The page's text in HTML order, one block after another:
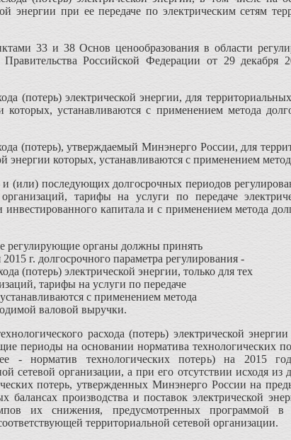
энергии при ее передаче по электрическим сетям
33 и 38 Основ ценообразования в области
Правительства Российской Федерации от 29
(потерь) электрической энергии, для
которых, устанавливаются с применением метода
(потерь), утверждаемый Минэнерго России, для
энергии которых, устанавливаются с применением
и (или) последующих долгосрочных периодов
тарифы на услуги по передаче
капитала и с применением метода
регулирующие органы должны принять
г. долгосрочного параметра регулирования -
(потерь) электрической энергии, только для тех
тарифы на услуги по передаче
с применением метода
валовой выручки.
расхода (потерь) электрической
периоды на основании норматива технологических
- норматив технологических потерь) на 2015
сетевой организации, а при его отсутствии исходя из
потерь, утвержденных Минэнерго России на
балансах производства и поставок электрической
их снижения, предусмотренных программой в
территориальной сетевой организации.